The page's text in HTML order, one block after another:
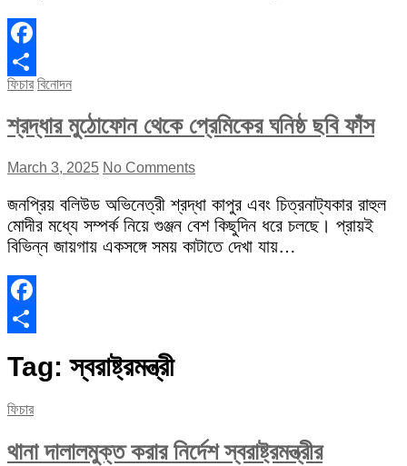
Facebook
Share
ফিচার বিনোদন
শ্রদ্ধার মুঠোফোন থেকে প্রেমিকের ঘনিষ্ঠ ছবি ফাঁস
March 3, 2025 No Comments
জনপ্রিয় বলিউড অভিনেত্রী শ্রদ্ধা কাপুর এবং চিত্রনাট্যকার রাহুল
মোদীর মধ্যে সম্পর্ক নিয়ে গুঞ্জন বেশ কিছুদিন ধরে চলছে। প্রায়ই
বিভিন্ন জায়গায় একসঙ্গে সময় কাটাতে দেখা যায়…
Facebook
Tag:স্বরাষ্ট্রমন্ত্রী
ফিচার
থানা দালালমুক্ত করার নির্দেশ স্বরাষ্ট্রমন্ত্রীর